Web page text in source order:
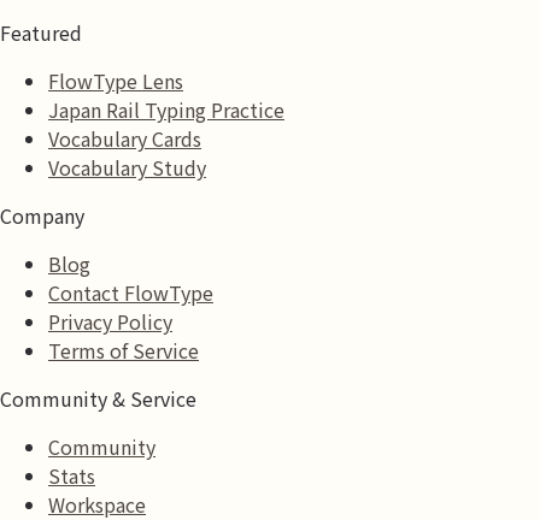
Featured
FlowType Lens
Japan Rail Typing Practice
Vocabulary Cards
Vocabulary Study
Company
Blog
Contact FlowType
Privacy Policy
Terms of Service
Community & Service
Community
Stats
Workspace